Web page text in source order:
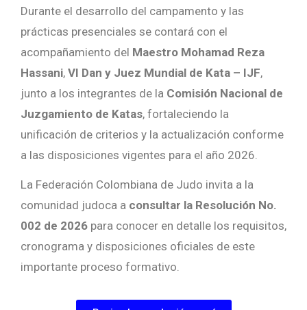
Durante el desarrollo del campamento y las
prácticas presenciales se contará con el
acompañamiento del Maestro Mohamad Reza
Hassani, VI Dan y Juez Mundial de Kata – IJF,
junto a los integrantes de la Comisión Nacional de
Juzgamiento de Katas, fortaleciendo la
unificación de criterios y la actualización conforme
a las disposiciones vigentes para el año 2026.
La Federación Colombiana de Judo invita a la
comunidad judoca a consultar la Resolución No.
002 de 2026 para conocer en detalle los requisitos,
cronograma y disposiciones oficiales de este
importante proceso formativo.